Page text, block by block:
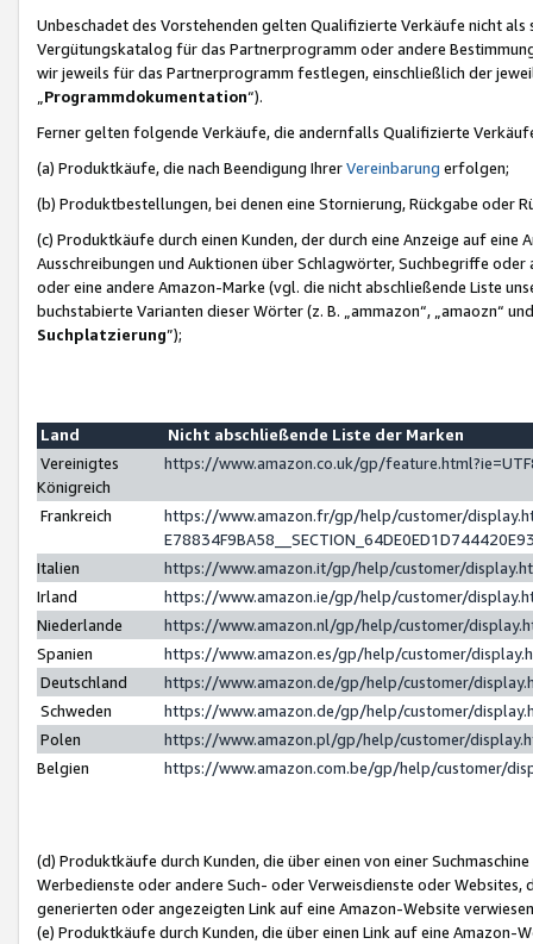
Unbeschadet des Vorstehenden gelten Qualifizierte Verkäufe nicht
Vergütungskatalog für das Partnerprogramm oder andere
wir jeweils für das Partnerprogramm festlegen, einschließlich der
Programmdokumentation“).
Ferner gelten folgende Verkäufe, die andernfalls Qualifizierte
(a) Produktkäufe, die nach Beendigung IhrerVereinbarung erfolgen;
(b) Produktbestellungen, bei denen eine Stornierung, Rückgabe oder
(c) Produktkäufe durch einen Kunden, der durch eine Anzeige auf
Ausschreibungen und Auktionen über Schlagwörter, Suchbegriffe
oder eine andere Amazon-Marke (vgl. die nicht abschließende Liste
buchstabierte Varianten dieser Wörter (z. B. „ammazon“, „amaozn“
Suchplatzierung”);
Land
Nicht abschließende Liste der Marken
Vereinigtes
Königreich
https://www.amazon.co.uk/gp/
Frankreich
https://www.amazon.fr/gp/help/customer/
Italien
https://www.amazon.it/gp/help/customer/
Irland
https://www.amazon.ie/gp/help/customer/
Niederlande
https://www.amazon.nl/gp/help/customer/
Spanien
https://www.amazon.es/gp/help/customer/
Deutschland
https://www.amazon.de/gp/help/customer/
Schweden
https://www.amazon.de/gp/help/customer/
Polen
https://www.amazon.pl/gp/help/customer/
Belgien
https://www.amazon.com.be/gp/help/customer/
(d) Produktkäufe durch Kunden, die über einen von einer
Werbedienste oder andere Such- oder Verweisdienste oder Websites,
generierten oder angezeigten Link auf eine Amazon-Website
(e) Produktkäufe durch Kunden, die über einen Link auf eine